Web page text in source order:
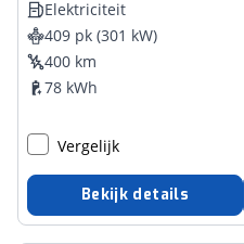
Elektriciteit
409 pk (301 kW)
400 km
78 kWh
Vergelijk
Bekijk details